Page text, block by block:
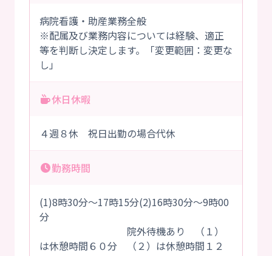
病院看護・助産業務全般
※配属及び業務内容については経験、適正
等を判断し決定します。「変更範囲：変更な
し」
休日休暇
４週８休 祝日出勤の場合代休
勤務時間
(1)8時30分～17時15分(2)16時30分～9時00
分
院外待機あり （１）
は休憩時間６０分 （２）は休憩時間１２